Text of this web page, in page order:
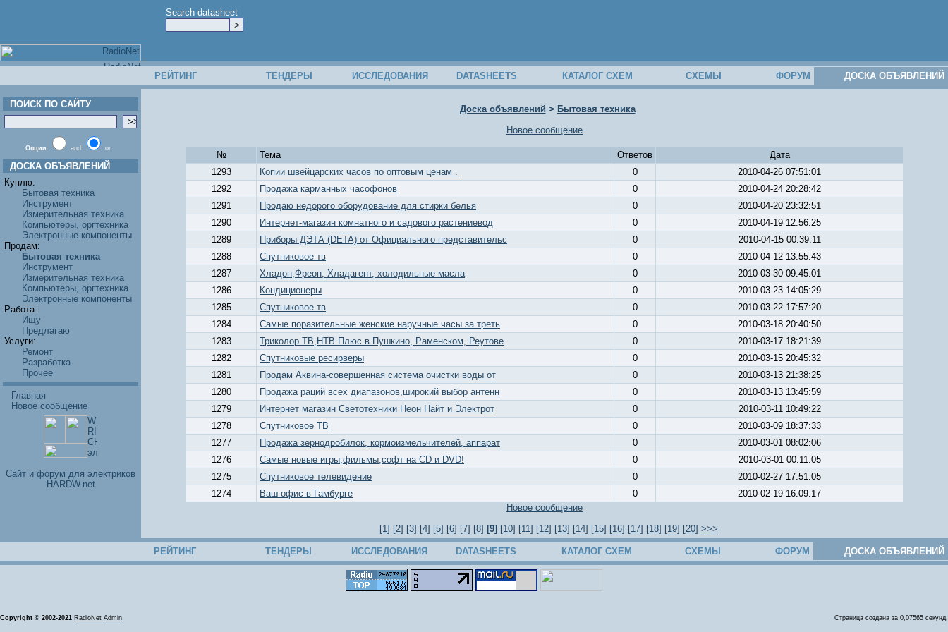
Search datasheet
РЕЙТИНГ ТЕНДЕРЫ ИССЛЕДОВАНИЯ DATASHEETS КАТАЛОГ СХЕМ СХЕМЫ ФОРУМ ДОСКА ОБЪЯВЛЕНИЙ
ПОИСК ПО САЙТУ
Опции: and or
ДОСКА ОБЪЯВЛЕНИЙ
Куплю:
Бытовая техника
Инструмент
Измерительная техника
Компьютеры, оргтехника
Электронные компоненты
Продам:
Бытовая техника
Инструмент
Измерительная техника
Компьютеры, оргтехника
Электронные компоненты
Работа:
Ищу
Предлагаю
Услуги:
Ремонт
Разработка
Прочее
Главная
Новое сообщение
Cайт и форум для электриков
HARDW.net
Доска объявлений > Бытовая техника
Новое сообщение
№ Тема Ответов
Дата
1293
Копии швейцарских часов по оптовым ценам . 0
2010-04-26 07:51:01
1292
Продажа карманных часофонов 0
2010-04-24 20:28:42
1291
Продаю недорого оборудование для стирки белья 0
2010-04-20 23:32:51
1290
Интернет-магазин комнатного и садового растениевод 0
2010-04-19 12:56:25
1289
Приборы ДЭТА (DETA) от Официального представительс 0
2010-04-15 00:39:11
1288
Спутниковое тв 0
2010-04-12 13:55:43
1287
Хладон,Фреон, Хладагент, холодильные масла 0
2010-03-30 09:45:01
1286
Кондиционеры 0
2010-03-23 14:05:29
1285
Cпутниковое тв 0
2010-03-22 17:57:20
1284
Самые поразительные женские наручные часы за треть 0
2010-03-18 20:40:50
1283
Триколор ТВ,НТВ Плюс в Пушкино, Раменском, Реутове 0
2010-03-17 18:21:39
1282
Cпутниковые ресирверы 0
2010-03-15 20:45:32
1281
Продам Аквина-совершенная система очистки воды от 0
2010-03-13 21:38:25
1280
Продажа раций всех диапазонов,широкий выбор антенн 0
2010-03-13 13:45:59
1279
Интернет магазин Светотехники Неон Найт и Электрот 0
2010-03-11 10:49:22
1278
Cпутниковое ТВ 0
2010-03-09 18:37:33
1277
Продажа зернодробилок, кормоизмельчителей, аппарат 0
2010-03-01 08:02:06
1276
Самые новые игры,фильмы,софт на CD и DVD! 0
2010-03-01 00:11:05
1275
Cпутниковое телевидение 0
2010-02-27 17:51:05
1274
Ваш офис в Гамбурге 0
2010-02-19 16:09:17
Новое сообщение
[1] [2] [3] [4] [5] [6] [7] [8] [9] [10] [11] [12] [13] [14] [15] [16] [17] [18] [19] [20] >>>
РЕЙТИНГ ТЕНДЕРЫ ИССЛЕДОВАНИЯ DATASHEETS КАТАЛОГ СХЕМ СХЕМЫ ФОРУМ ДОСКА ОБЪЯВЛЕНИЙ
Copyright © 2002-2021 RadioNet Admin Страница создана за 0,07565 секунд.